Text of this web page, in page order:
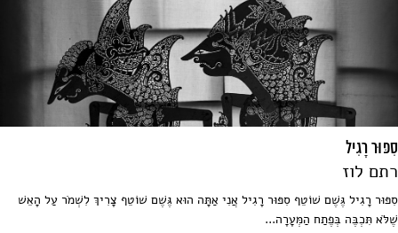
סִפּוּר רָגִיל
רתם לוז
סִפּוּר רָגִיל גֶּשֶׁם שׁוֹטֵף סִפּוּר רָגִיל אֲנִי אַתָּה הוּא גֶּשֶׁם שׁוֹטֵף צָרִיךְ לִשְׁמֹר עַל הָאֵשׁ
שֶׁלֹּא תִּכְבֶּה בְּפֶתַח הַמְּעָרָה...